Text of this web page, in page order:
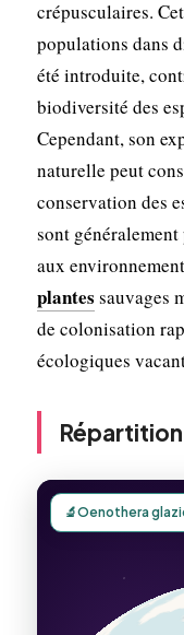
crépusculaires.
populations dans
été introduite,
biodiversité des
Cependant, son
naturelle peut
conservation des
sont
aux
plantes sauvages
de colonisation
écologiques